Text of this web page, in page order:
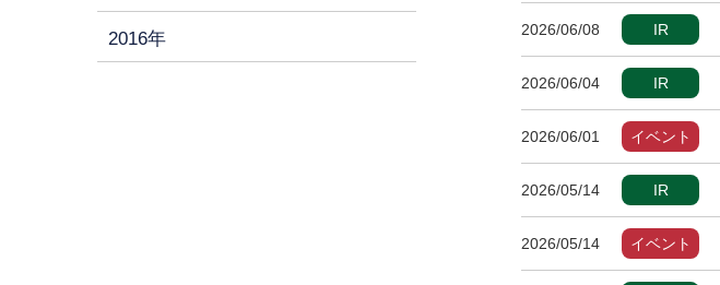
2016年 2026/06/08 IR
2026/06/04 IR
2026/06/01 イベント
2026/05/14 IR
2026/05/14 イベント